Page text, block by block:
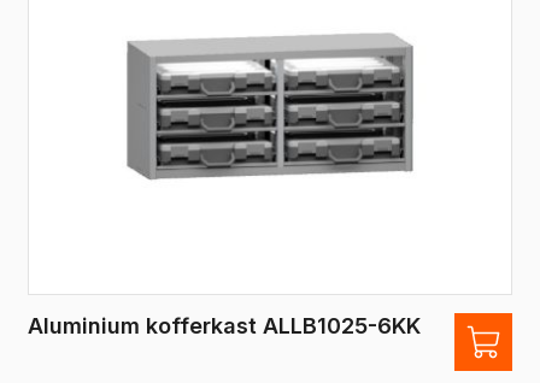
Aluminium kofferkast ALLB1025-6KK